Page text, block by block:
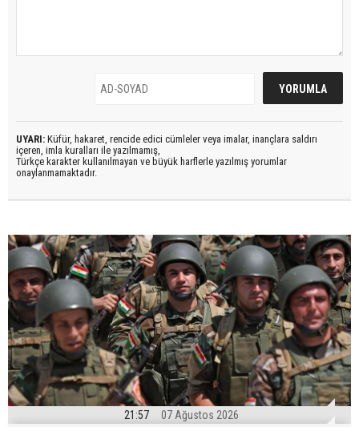
UYARI: Küfür, hakaret, rencide edici cümleler veya imalar, inançlara saldırı
içeren, imla kuralları ile yazılmamış,
Türkçe karakter kullanılmayan ve büyük harflerle yazılmış yorumlar
onaylanmamaktadır.
21:57 07 Ağustos 2026